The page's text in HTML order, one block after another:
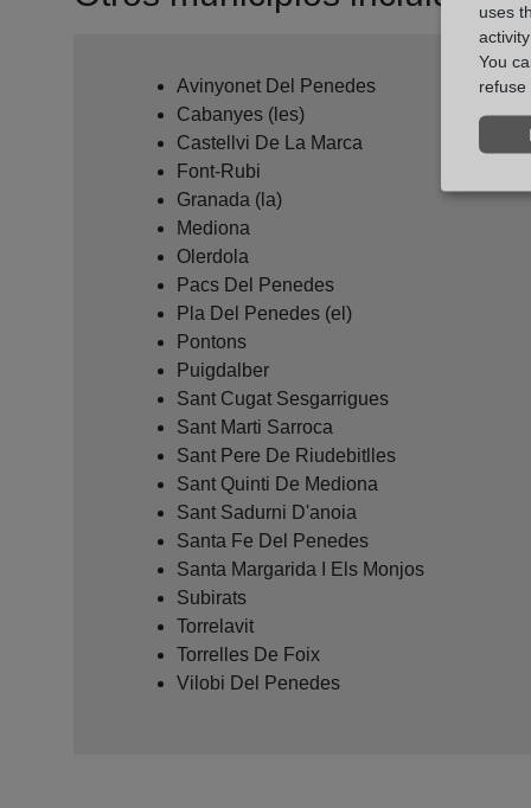
Avinyonet Del Penedes
Cabanyes (les)
Castellvi De La Marca
Font-Rubi
Granada (la)
Mediona
Olerdola
Pacs Del Penedes
Pla Del Penedes (el)
Pontons
Puigdalber
Sant Cugat Sesgarrigues
Sant Marti Sarroca
Sant Pere De Riudebitlles
Sant Quinti De Mediona
Sant Sadurni D'anoia
Santa Fe Del Penedes
Santa Margarida I Els Monjos
Subirats
Torrelavit
Torrelles De Foix
Vilobi Del Penedes
uses
You
refuse